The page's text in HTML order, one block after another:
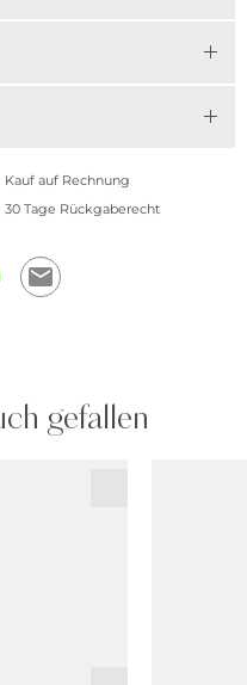
Kauf auf Rechnung
30 Tage Rückgaberecht
gefallen